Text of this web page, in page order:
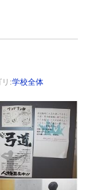
:学校全体